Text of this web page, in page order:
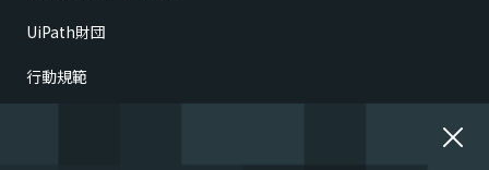
UiPath財団
行動規範